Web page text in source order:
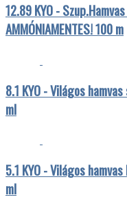
12.89 KYO -
AMMÓNIAMENTES! 100 m
8.1 KYO - Világos
ml
5.1 KYO - Világos
ml